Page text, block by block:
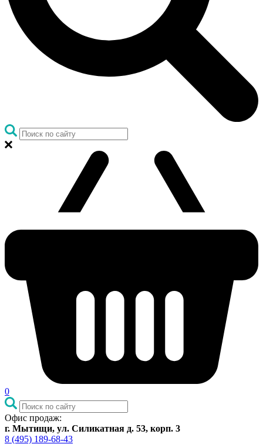
0
Офис продаж:
г. Мытищи, ул. Силикатная д. 53, корп. 3
8 (495) 189-68-43